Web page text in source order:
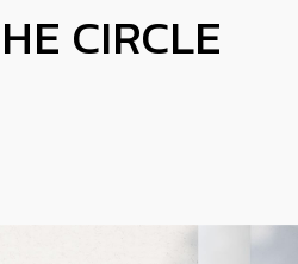
CIRCLE